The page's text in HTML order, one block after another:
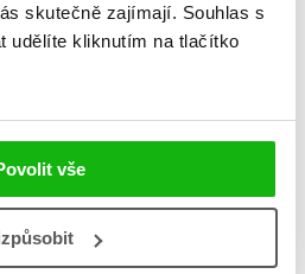
skutečně zajímají. Souhlas s
udělíte kliknutím na tlačítko
vše
co se stalo poté, co dobro
kombinuje humor, romantiku a
vás máme: jmenuje se Šťastně až
že si zasloužila titul
důvodů, proč tuhle novinku od F.